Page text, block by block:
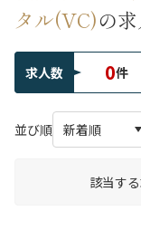
タル(VC)の
求人数 0件
並び順
該当す